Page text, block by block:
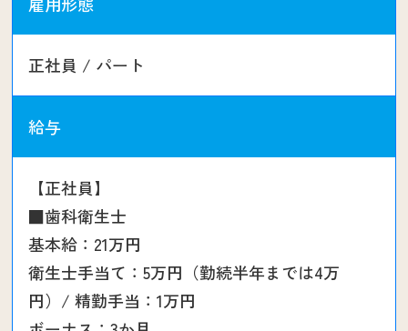
正社員 / パート
給与
【正社員】
■歯科衛生士
基本給：21万円
衛生士手当て：5万円（勤続半年までは4万
円）/ 精勤手当：1万円